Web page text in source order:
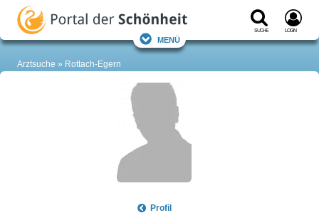
Suche Login
Menü
Arztsuche Rottach-Egern
Profil